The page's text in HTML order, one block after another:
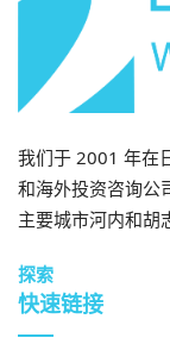
2026年7月28日
越南高质量人力
我们于 2001 年在
和海外投资咨询公
主要城市河内和胡
探索
快速链接